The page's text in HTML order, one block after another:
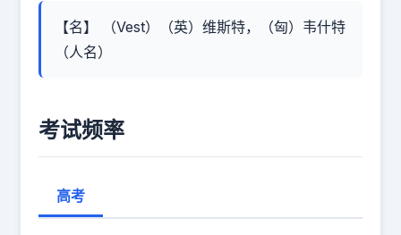
【名】 （Vest）（英）维斯特，（匈）韦什特
（人名）
考试频率
高考